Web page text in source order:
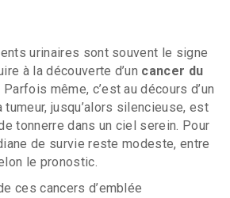
urinaires sont souvent le signe
à la découverte d’un cancer du
Parfois même, c’est au décours d’un
tumeur, jusqu’alors silencieuse, est
tonnerre dans un ciel serein. Pour
de survie reste modeste, entre
le pronostic.
ces cancers d’emblée